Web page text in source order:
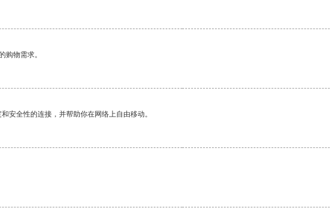
购物需求。
安全性的连接，并帮助你在网络上自由移动。